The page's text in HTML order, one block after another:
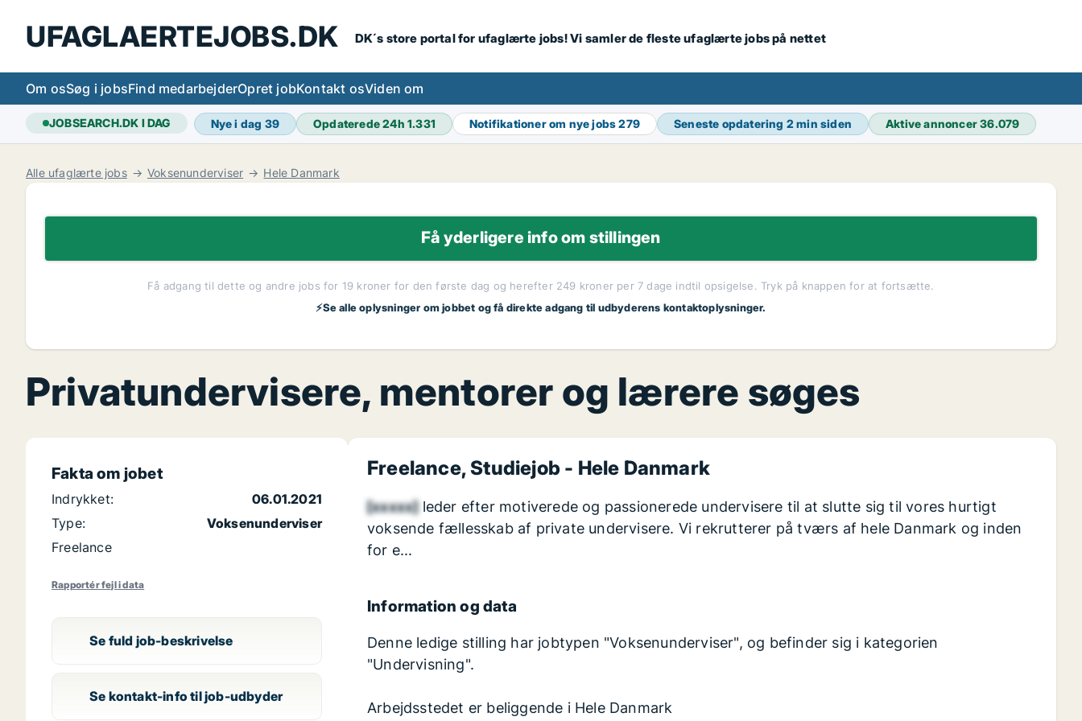
UFAGLAERTEJOBS.DK DK´s store portal for ufaglærte jobs! Vi samler de fleste ufaglærte jobs på nettet
Om osSøg i jobsFind medarbejderOpret jobKontakt osViden om
JOBSEARCH.DK I DAG Nye i dag 39 Opdaterede 24h1.331 Notifikationer om nye jobs279 Seneste opdatering 2 min siden Aktive annoncer36.079
Alle ufaglærte jobs Voksenunderviser Hele Danmark
Få yderligere info om stillingen
Få adgang til dette og andre jobs for 19 kroner for den første dag og herefter 249 kroner per 7 dage indtil opsigelse. Tryk på knappen for at fortsætte.
⚡Se alle oplysninger om jobbet og få direkte adgang til udbyderens kontaktoplysninger.
Privatundervisere, mentorer og lærere søges
Freelance, Studiejob - Hele Danmark
[xxxxx]leder efter motiverede og passionerede undervisere til at slutte sig til vores hurtigt
voksende fællesskab af private undervisere. Vi rekrutterer på tværs af hele Danmark og inden
for e...
Information og data
Denne ledige stilling har jobtypen "Voksenunderviser", og befinder sig i kategorien
"Undervisning".
Arbejdsstedet er beliggende i Hele Danmark
Fakta om jobet
Indrykket:
06.01.2021
Type:
Voksenunderviser
Freelance
Rapportér fejl i data
Se fuld job-beskrivelse
Se kontakt-info til job-udbyder